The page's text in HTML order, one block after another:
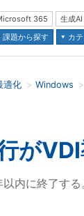
365 生成AI
課題から探す
カ
適化 Windows
が
内に終了す